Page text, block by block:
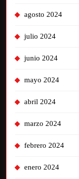
agosto 2024
julio 2024
junio 2024
mayo 2024
abril 2024
marzo 2024
febrero 2024
enero 2024